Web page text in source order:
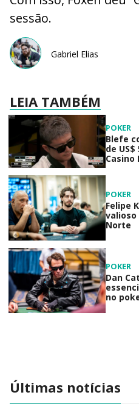
sessão.
Gabriel Elias
LEIA TAMBÉM
POKER
Blefe
de
Casino
POKER
Felipe
valioso
Norte
POKER
Dan
no
Últimas notícias